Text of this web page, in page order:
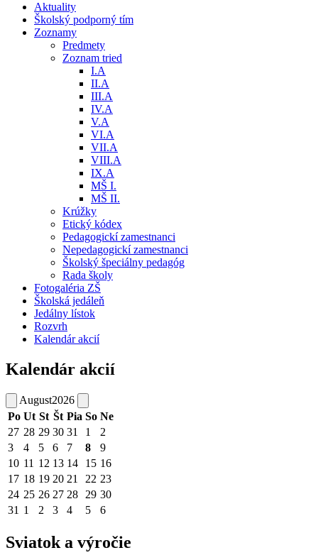
Aktuality
Školský podporný tím
Zoznamy
Predmety
Zoznam tried
I.A
II.A
III.A
IV.A
V.A
VI.A
VII.A
VIII.A
IX.A
MŠ I.
MŠ II.
Krúžky
Etický kódex
Pedagogickí zamestnanci
Nepedagogickí zamestnanci
Školský špeciálny pedagóg
Rada školy
Fotogaléria ZŠ
Školská jedáleň
Jedálny lístok
Rozvrh
Kalendár akcií
Kalendár akcií
August2026
Po Ut St Št Pia So Ne
27 28 29 30 31 1
2
3
4 5 6 7 8
9
10 11 12 13 14 15 16
17 18 19 20 21 22 23
24 25 26 27 28 29 30
31 1 2 3 4 5 6
Sviatok a výročie